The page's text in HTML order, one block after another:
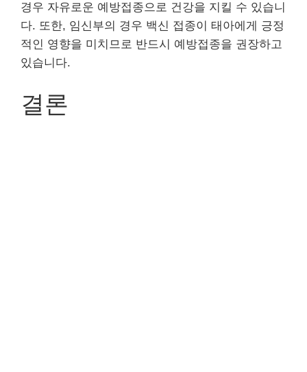
경우 자유로운 예방접종으로 건강을 지킬 수 있습니
다. 또한, 임신부의 경우 백신 접종이 태아에게 긍정
적인 영향을 미치므로 반드시 예방접종을 권장하고
있습니다.
결론